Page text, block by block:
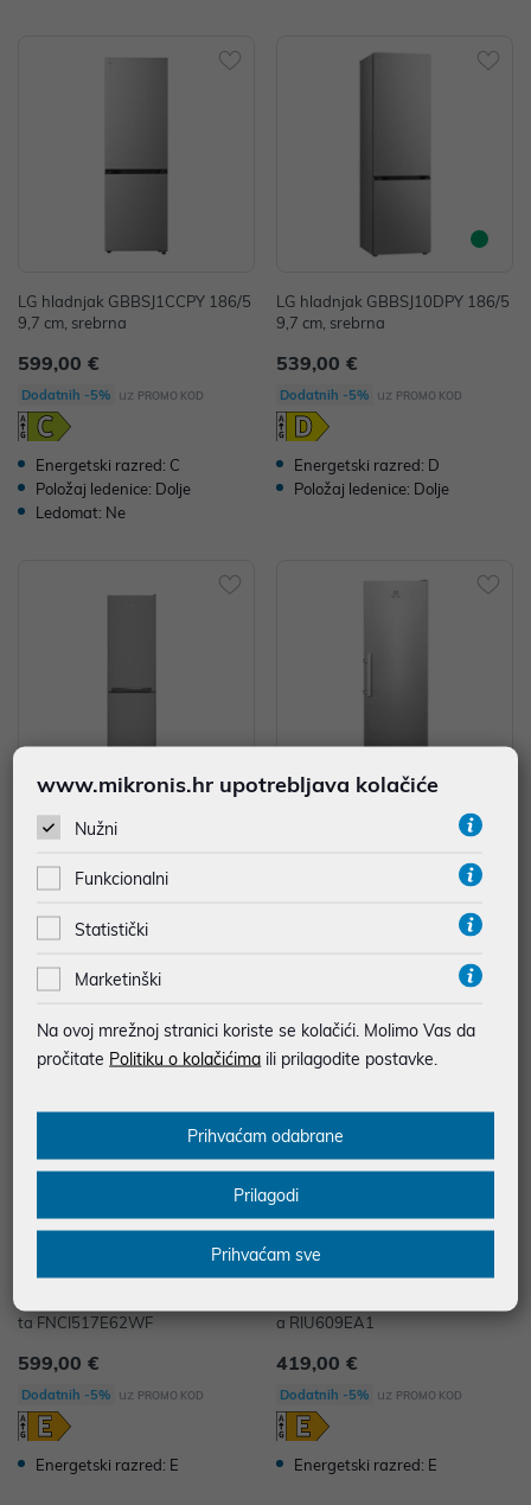
LG hladnjak GBBSJ1CCPY 186/5
9,7 cm, srebrna
599,00 €
Dodatnih -5% uz PROMO KOD
Energetski razred: C
Položaj ledenice: Dolje
Ledomat: Ne
LG hladnjak GBBSJ10DPY 186/5
9,7 cm, srebrna
539,00 €
Dodatnih -5% uz PROMO KOD
Energetski razred: D
Položaj ledenice: Dolje
Beko hladnjak KOMB. RCSA300
K40SN BEKO 182 CM SIVI
477,00 €
Dodatnih -5% uz
Electrolux LRT7ME39X Samostoj
PROMO KOD
ta FNCI517E62WF
599,00 €
Dodatnih -5% uz PROMO KOD
Energetski razred: E
a RIU609EA1
419,00 €
Dodatnih -5% uz PROMO KOD
Energetski razred: E
www.mikronis.hr upotrebljava kolačiće
Nužni
Funkcionalni
Statistički
Marketinški
Na ovoj mrežnoj stranici koriste se kolačići. Molimo Vas da
pročitate Politiku o kolačićima ili prilagodite postavke.
Prihvaćam odabrane
Prilagodi
Prihvaćam sve